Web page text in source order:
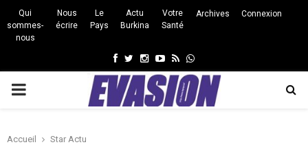
Qui
sommes-
nous
Nous
écrire
Le
Pays
Actu
Burkina
Votre
Santé
Archives Connexion
Facebook
Twitter
Instagram
Youtube
RssWhatsapp
PRIMARY
Accueil
Star Actu